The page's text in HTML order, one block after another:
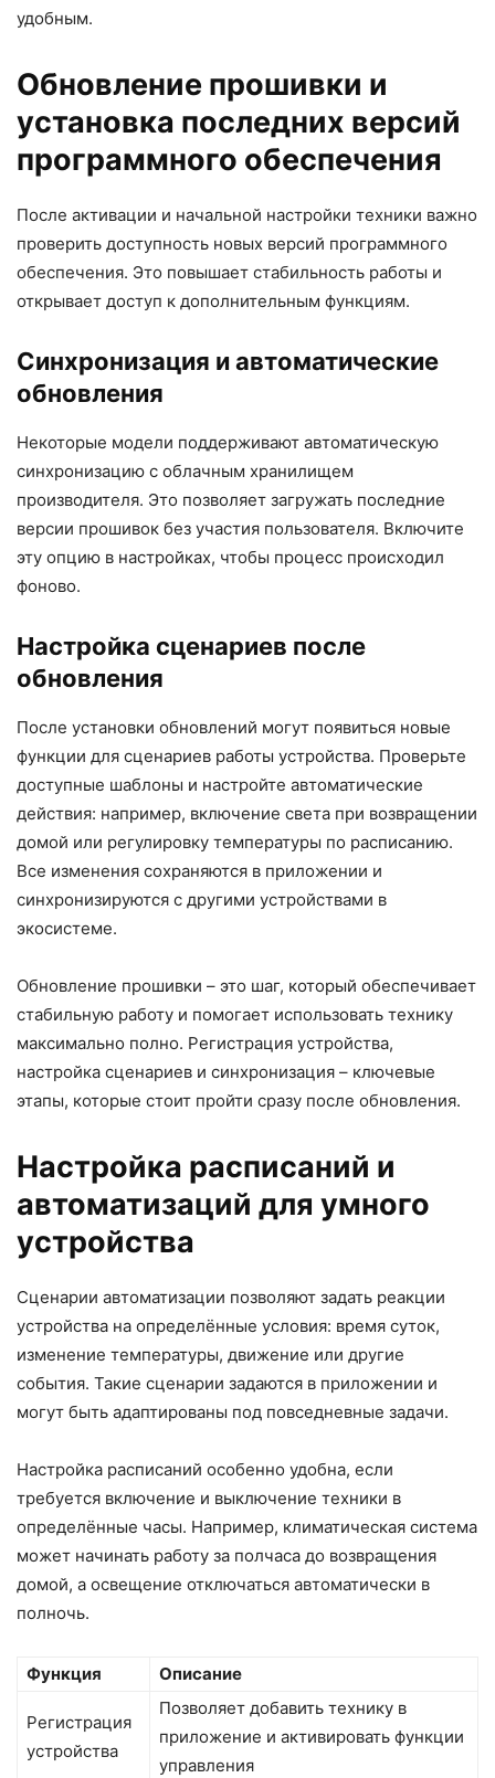
удобным.
Обновление прошивки и
установка последних версий
программного обеспечения
После активации и начальной настройки техники важно
проверить доступность новых версий программного
обеспечения. Это повышает стабильность работы и
открывает доступ к дополнительным функциям.
Синхронизация и автоматические
обновления
Некоторые модели поддерживают автоматическую
синхронизацию с облачным хранилищем
производителя. Это позволяет загружать последние
версии прошивок без участия пользователя. Включите
эту опцию в настройках, чтобы процесс происходил
фоново.
Настройка сценариев после
обновления
После установки обновлений могут появиться новые
функции для сценариев работы устройства. Проверьте
доступные шаблоны и настройте автоматические
действия: например, включение света при возвращении
домой или регулировку температуры по расписанию.
Все изменения сохраняются в приложении и
синхронизируются с другими устройствами в
экосистеме.
Обновление прошивки – это шаг, который обеспечивает
стабильную работу и помогает использовать технику
максимально полно. Регистрация устройства,
настройка сценариев и синхронизация – ключевые
этапы, которые стоит пройти сразу после обновления.
Настройка расписаний и
автоматизаций для умного
устройства
Сценарии автоматизации позволяют задать реакции
устройства на определённые условия: время суток,
изменение температуры, движение или другие
события. Такие сценарии задаются в приложении и
могут быть адаптированы под повседневные задачи.
Настройка расписаний особенно удобна, если
требуется включение и выключение техники в
определённые часы. Например, климатическая система
может начинать работу за полчаса до возвращения
домой, а освещение отключаться автоматически в
полночь.
Функция Описание
Регистрация
устройства
Позволяет добавить технику в
приложение и активировать функции
управления